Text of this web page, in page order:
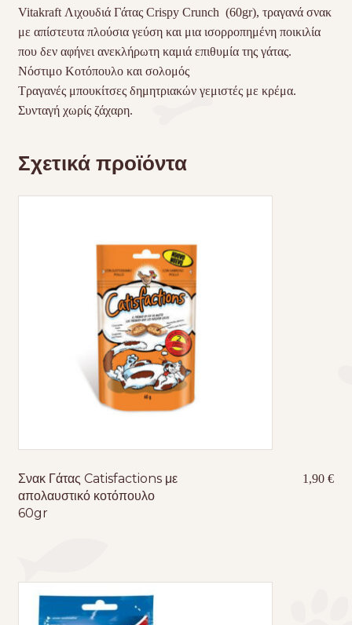
Vitakraft Λιχουδιά Γάτας Crispy Crunch (60gr), τραγανά σνακ
με απίστευτα πλούσια γεύση και μια ισορροπημένη ποικιλία
που δεν αφήνει ανεκλήρωτη καμιά επιθυμία της γάτας.
Νόστιμο Κοτόπουλο και σολομός
Τραγανές μπουκίτσες δημητριακών γεμιστές με κρέμα.
Συνταγή χωρίς ζάχαρη.
Σχετικά προϊόντα
Σνακ Γάτας Catisfactions με
απολαυστικό κοτόπουλο
60gr
1,90€